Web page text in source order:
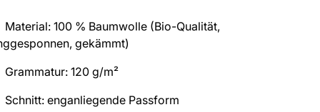
Material: 100 % Baumwolle (Bio-Qualität,
gekämmt)
Grammatur: 120 g/m²
Schnitt: enganliegende Passform